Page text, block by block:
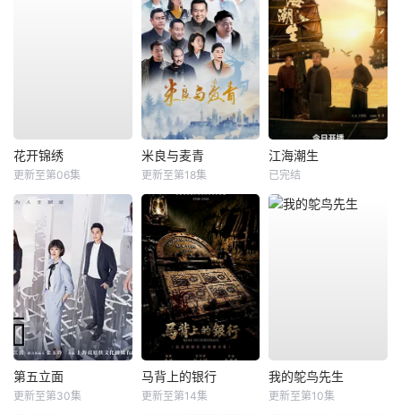
花开锦绣
更新至第06集
米良与麦青
更新至第18集
江海潮生
已完结
第五立面
更新至第30集
马背上的银行
更新至第14集
我的鸵鸟先生
更新至第10集